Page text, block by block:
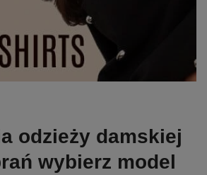
odzieży damskiej
wybierz model